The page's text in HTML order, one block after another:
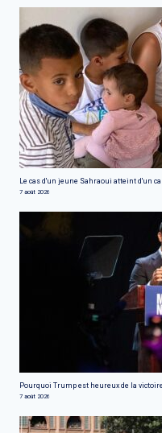
Le cas d'un jeune Sahraoui atteint d'un
7 août 2026
Pourquoi Trump est heureux de la
7 août 2026